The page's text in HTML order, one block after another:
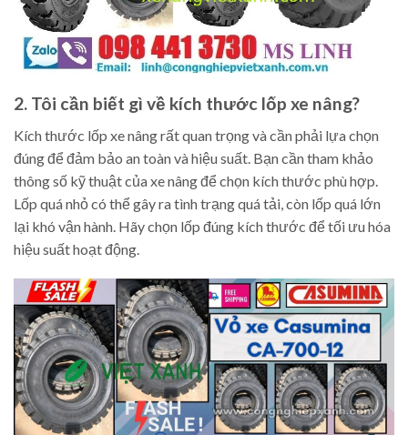
2. Tôi cần biết gì về kích thước lốp xe nâng?
Kích thước lốp xe nâng rất quan trọng và cần phải lựa chọn
đúng để đảm bảo an toàn và hiệu suất. Bạn cần tham khảo
thông số kỹ thuật của xe nâng để chọn kích thước phù hợp.
Lốp quá nhỏ có thể gây ra tình trạng quá tải, còn lốp quá lớn
lại khó vận hành. Hãy chọn lốp đúng kích thước để tối ưu hóa
hiệu suất hoạt động.